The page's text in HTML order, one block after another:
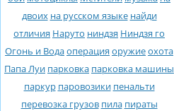
двоих на русском языке найди
отличия Наруто ниндзя Ниндзя го
Огонь и Водаоперация оружиеохота
Папа Луи парковка парковка машины
паркур паровозики пенальти
перевозка грузов пила пираты